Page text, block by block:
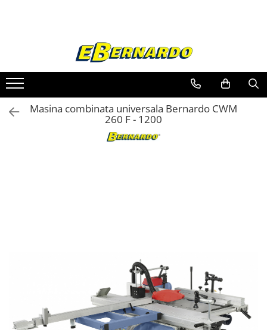
Prelucrare metal
Fierastraie pentru metal
Ferastraie mobile pentru metal
Fierastraie prelucrare metal
Ferastraie circulare pentru metal
Strunguri cu cutie de viteze
Masina combinata universala Bernardo CWM
260 F - 1200